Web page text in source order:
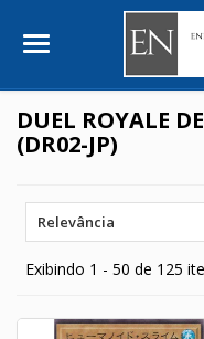
DUEL ROYALE
(DR02-JP)
Relevância
Exibindo 1 - 50 de 125